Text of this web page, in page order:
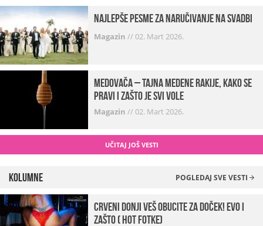
Najlepše pesme za naručivanje na svadbi
Magazin //02. Mart 2026.
Medovača – tajna medene rakije, kako se
pravi i zašto je svi vole
Magazin //02. Mart 2026.
UČITAJ JOŠ VESTI
Kolumne POGLEDAJ SVE VESTI
Crveni donji veš obucite za doček! Evo i
zašto ( hot fotke)